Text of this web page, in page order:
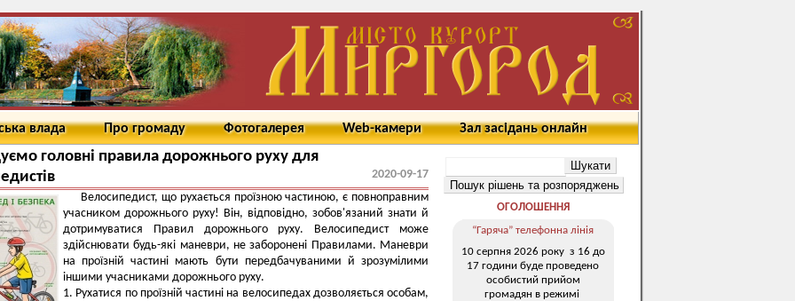
влада Про громаду Фотогалерея Web-камери Зал засідань онлайн
головні правила дорожнього руху для
2020-09-17
Велосипедист, що рухається проїзною частиною, є повноправним
учасником дорожнього руху! Він, відповідно, зобов'язаний знати й
дотримуватися Правил дорожнього руху. Велосипедист може
здійснювати будь-які маневри, не заборонені Правилами. Маневри
на проїзній частині мають бути передбачуваними й зрозумілими
іншими учасниками дорожнього руху.
Рухатися по проїзній частині на велосипедах дозволяється особам,
ОГОЛОШЕННЯ
“Гаряча” телефонна лінія
10 серпня 2026 року з 16 до
17 години буде проведено
особистий прийом
громадян в режимі